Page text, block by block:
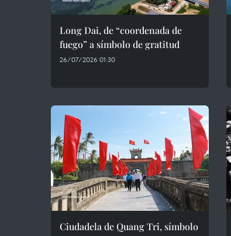
Long Dai, de “coordenada de
fuego” a símbolo de gratitud
26/07/2026 01:30
Ciudadela de Quang Tri, símbolo